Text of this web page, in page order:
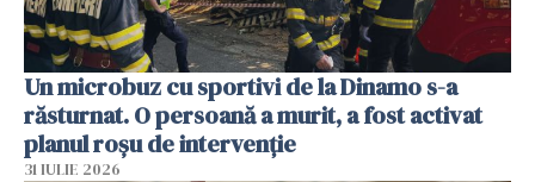
Un microbuz cu sportivi de la Dinamo s-a
răsturnat. O persoană a murit, a fost activat
planul roșu de intervenție
31 IULIE 2026